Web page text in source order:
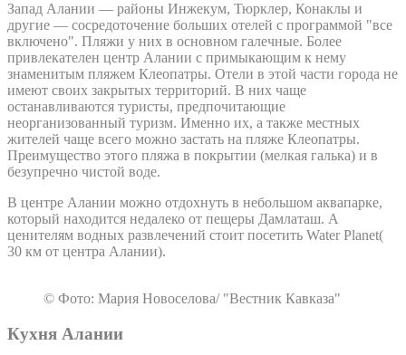
Запад Алании — районы Инжекум, Тюрклер, Конаклы и
другие — сосредоточение больших отелей с программой "все
включено". Пляжи у них в основном галечные. Более
привлекателен центр Алании с примыкающим к нему
знаменитым пляжем Клеопатры. Отели в этой части города не
имеют своих закрытых территорий. В них чаще
останавливаются туристы, предпочитающие
неорганизованный туризм. Именно их, а также местных
жителей чаще всего можно застать на пляже Клеопатры.
Преимущество этого пляжа в покрытии (мелкая галька) и в
безупречно чистой воде.
В центре Алании можно отдохнуть в небольшом аквапарке,
который находится недалеко от пещеры Дамлаташ. А
ценителям водных развлечений стоит посетить Water Planet(
30 км от центра Алании).
© Фото: Мария Новоселова/ "Вестник Кавказа"
Кухня Алании